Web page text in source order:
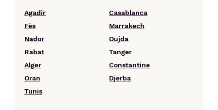
Agadir
Casablanca
Fès
Marrakech
Nador
Oujda
Rabat
Tanger
Alger
Constantine
Oran
Djerba
Tunis